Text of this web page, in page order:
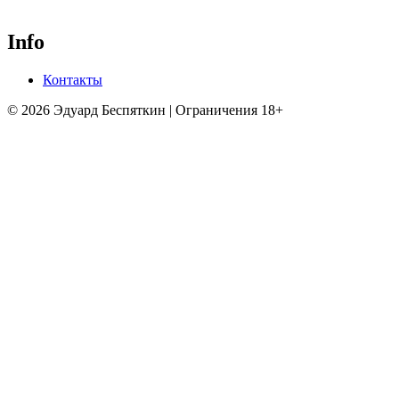
Info
Контакты
© 2026 Эдуард Беспяткин | Ограничения 18+